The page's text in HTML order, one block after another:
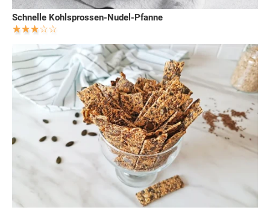
Schnelle Kohlsprossen-Nudel-Pfanne